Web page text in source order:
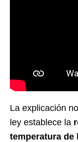
La explicación
ley establece la
temperatura de